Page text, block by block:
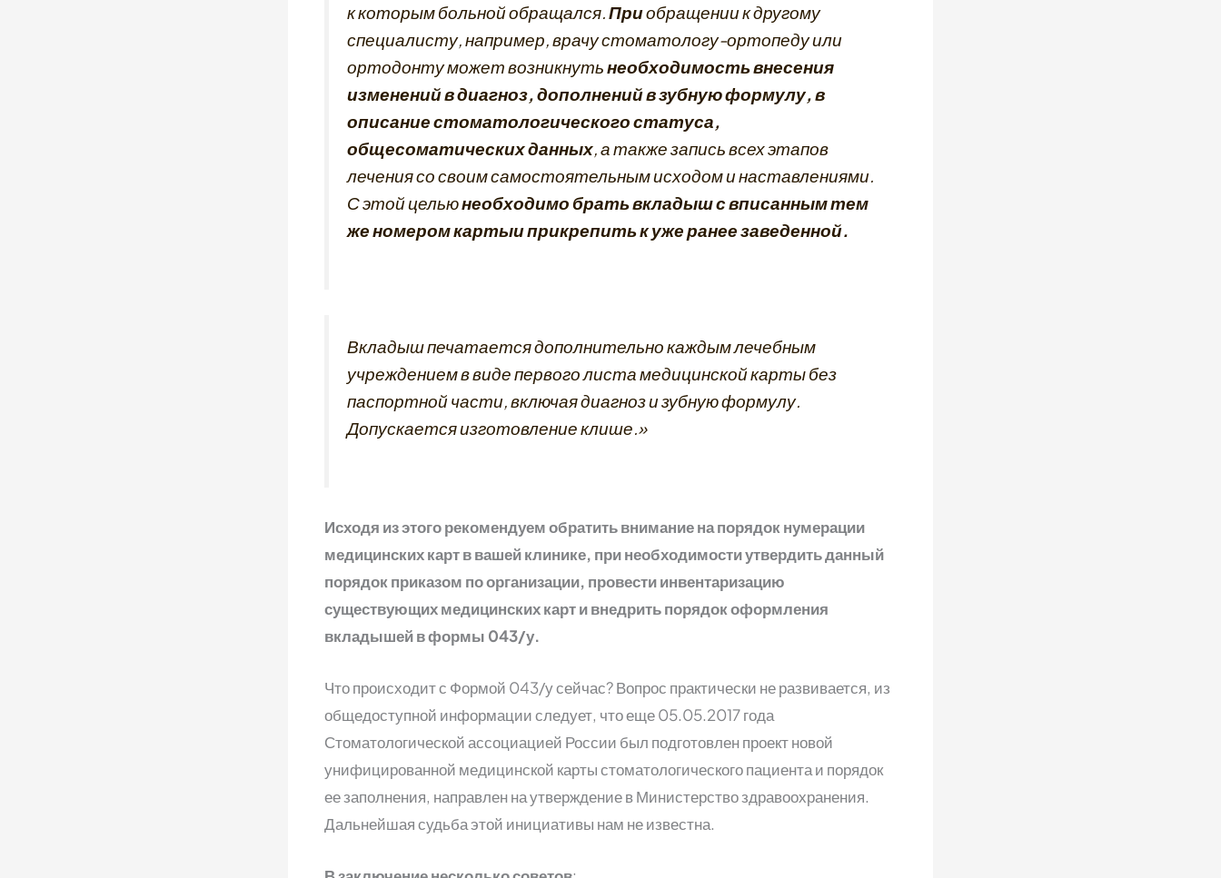
к которым больной обращался.Приобращении к другому
специалисту, например, врачу стоматологу-ортопеду или
ортодонту может возникнутьнеобходимость внесения
изменений в диагноз, дополнений в зубную формулу, в
описание стоматологического статуса,
общесоматических данных, а также запись всех этапов
лечения со своим самостоятельным исходом и наставлениями.
С этой цельюнеобходимо брать вкладыш с вписанным тем
же номером картыи прикрепить к уже ранее заведенной.
Вкладыш печатается дополнительно каждым лечебным
учреждением в виде первого листа медицинской карты без
паспортной части, включая диагноз и зубную формулу.
Допускается изготовление клише.»
Исходя из этого рекомендуем обратить внимание на порядок нумерации
медицинских карт в вашей клинике, при необходимости утвердить данный
порядок приказом по организации, провести инвентаризацию
существующих медицинских карт и внедрить порядок оформления
вкладышей в формы 043/у.
Что происходит с Формой 043/у сейчас? Вопрос практически не развивается, из
общедоступной информации следует, что еще 05.05.2017 года
Стоматологической ассоциацией России был подготовлен проект новой
унифицированной медицинской карты стоматологического пациента и порядок
ее заполнения, направлен на утверждение в Министерство здравоохранения.
Дальнейшая судьба этой инициативы нам не известна.